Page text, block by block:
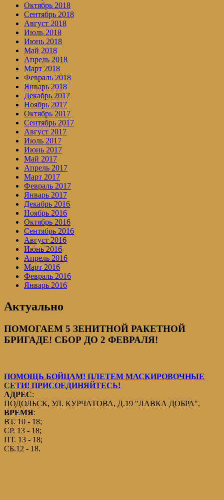
Октябрь 2018
Сентябрь 2018
Август 2018
Июль 2018
Июнь 2018
Май 2018
Апрель 2018
Март 2018
Февраль 2018
Январь 2018
Декабрь 2017
Ноябрь 2017
Октябрь 2017
Сентябрь 2017
Август 2017
Июль 2017
Июнь 2017
Май 2017
Апрель 2017
Март 2017
Февраль 2017
Январь 2017
Декабрь 2016
Ноябрь 2016
Октябрь 2016
Сентябрь 2016
Август 2016
Июнь 2016
Апрель 2016
Март 2016
Февраль 2016
Январь 2016
Актуально
ПОМОГАЕМ 5 ЗЕНИТНОЙ РАКЕТНОЙ
БРИГАДЕ! СБОР ДО 2 ФЕВРАЛЯ!
ПОМОЩЬ БОЙЦАМ! ПЛЕТЕМ МАСКИРОВОЧНЫЕ
СЕТИ! ПРИСОЕДИНЯЙТЕСЬ!
АДРЕС:
ПОДОЛЬСК, УЛ. КУРЧАТОВА, Д.19 "ЛАВКА ДОБРА".
ВРЕМЯ:
ВТ. 10 - 18;
СР. 13 - 18;
ПТ. 13 - 18;
СБ.12 - 18.